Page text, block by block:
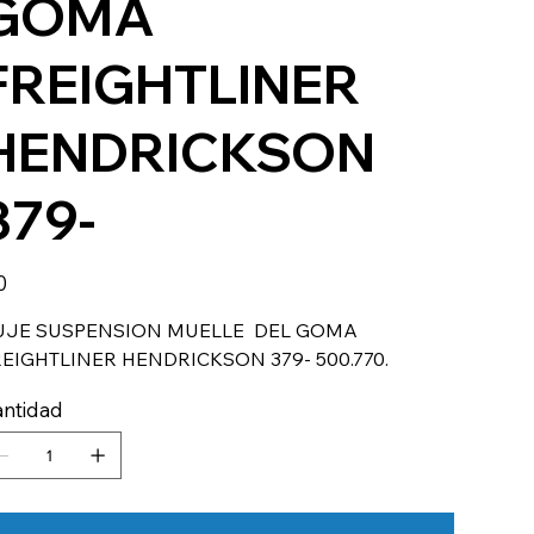
SUSPENSION MUELLE DEL GOMA
HENDRICKSON 379- 500.770.